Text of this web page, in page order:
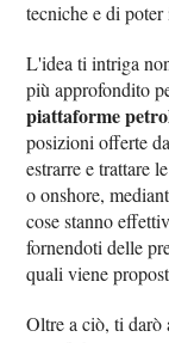
tecniche e di
L'idea ti intriga
più approfondito
piattaforme
posizioni offerte
estrarre e trattare
o onshore,
cose stanno
fornendoti delle
quali viene
Oltre a ciò, ti darò